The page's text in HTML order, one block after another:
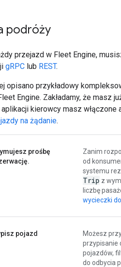
podróży
przejazd w Fleet Engine,
gRPC lub REST.
opisano przykładowy
Engine. Zakładamy, że
aplikacji kierowcy masz
na żądanie.
prośbę
Zanim
od
systemu
Trip z
liczbę
wycieczki
pojazd
Możesz
przypisanie
pojazdów,
do odbycia